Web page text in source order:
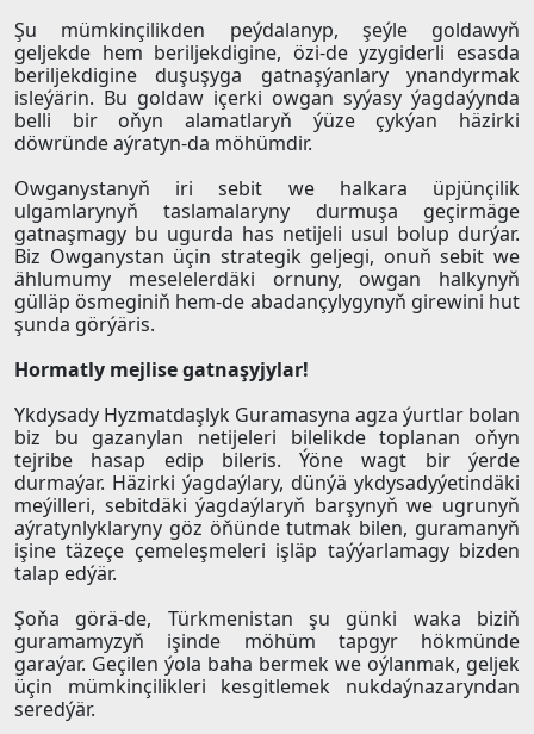
Şu mümkinçilikden peýdalanyp, şeýle goldawyň
geljekde hem beriljekdigine, özi-de yzygiderli esasda
beriljekdigine duşuşyga gatnaşýanlary ynandyrmak
isleýärin. Bu goldaw içerki owgan syýasy ýagdaýynda
belli bir oňyn alamatlaryň ýüze çykýan häzirki
döwründe aýratyn-da möhümdir.
Owganystanyň iri sebit we halkara üpjünçilik
ulgamlarynyň taslamalaryny durmuşa geçirmäge
gatnaşmagy bu ugurda has netijeli usul bolup durýar.
Biz Owganystan üçin strategik geljegi, onuň sebit we
ählumumy meselelerdäki ornuny, owgan halkynyň
gülläp ösmeginiň hem-de abadançylygynyň girewini hut
şunda görýäris.
Hormatly mejlise gatnaşyjylar!
Ykdysady Hyzmatdaşlyk Guramasyna agza ýurtlar bolan
biz bu gazanylan netijeleri bilelikde toplanan oňyn
tejribe hasap edip bileris. Ýöne wagt bir ýerde
durmaýar. Häzirki ýagdaýlary, dünýä ykdysadyýetindäki
meýilleri, sebitdäki ýagdaýlaryň barşynyň we ugrunyň
aýratynlyklaryny göz öňünde tutmak bilen, guramanyň
işine täzeçe çemeleşmeleri işläp taýýarlamagy bizden
talap edýär.
Şoňa görä-de, Türkmenistan şu günki waka biziň
guramamyzyň işinde möhüm tapgyr hökmünde
garaýar. Geçilen ýola baha bermek we oýlanmak, geljek
üçin mümkinçilikleri kesgitlemek nukdaýnazaryndan
seredýär.